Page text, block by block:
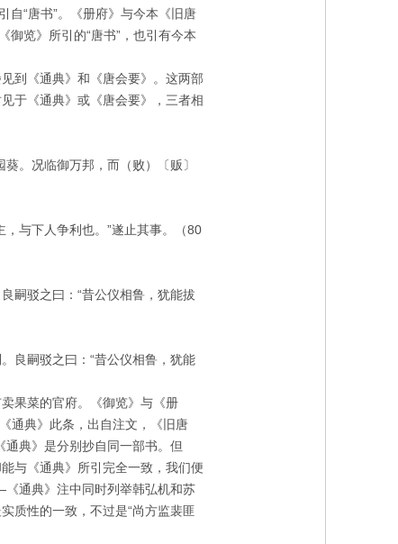
自“唐书”。《册府》与今本《旧唐
御览》所引的“唐书”，也引有今本
到《通典》和《唐会要》。这两部
于《通典》或《唐会要》，三者相
。况临御万邦，而（败）〔贩〕
与下人争利也。”遂止其事。（80
嗣驳之曰：“昔公仪相鲁，犹能拔
良嗣驳之曰：“昔公仪相鲁，犹能
果菜的官府。《御览》与《册
通典》此条，出自注文，《旧唐
典》是分别抄自同一部书。但
与《通典》所引完全一致，我们便
通典》注中同时列举韩弘机和苏
质性的一致，不过是“尚方监裴匪